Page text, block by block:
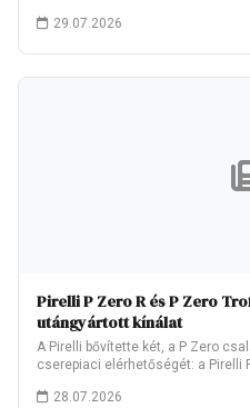
29.07.2026
Pirelli P Zero R és P Zero
utángyártott kínálat
A Pirelli bővítette két, a P Zero
cserepiaci elérhetőségét: a Pirelli
28.07.2026